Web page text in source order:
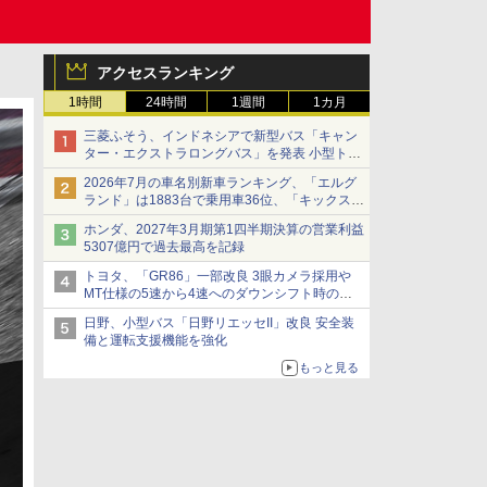
アクセスランキング
1時間 24時間 1週間 1カ月
三菱ふそう、インドネシアで新型バス「キャン
ター・エクストラロングバス」を発表 小型トラ
ックベースの観光・旅客輸送向けバス
2026年7月の車名別新車ランキング、「エルグ
ランド」は1883台で乗用車36位、「キックス」
は2591台で27位に
ホンダ、2027年3月期第1四半期決算の営業利益
5307億円で過去最高を記録
トヨタ、「GR86」一部改良 3眼カメラ採用や
MT仕様の5速から4速へのダウンシフト時の操
作性向上など
日野、小型バス「日野リエッセII」改良 安全装
備と運転支援機能を強化
もっと見る